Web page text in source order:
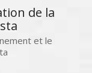
de la
et le